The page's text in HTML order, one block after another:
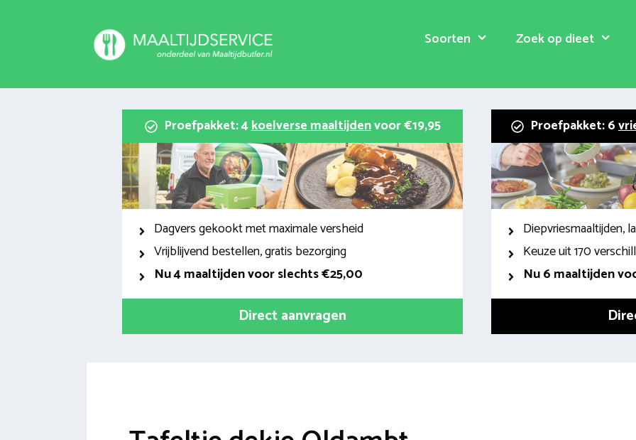
Soorten Zoek op dieet
Proefpakket: 4koelverse maaltijdenvoor €19,95
Dagvers gekookt met maximale versheid
Vrijblijvend bestellen, gratis bezorging
Nu4 maaltijden voor slechts €25,00
Direct aanvragen
Proefpakket: 6
Diepvriesmaaltijden,
Keuze uit 170
Nu 6 maaltijden